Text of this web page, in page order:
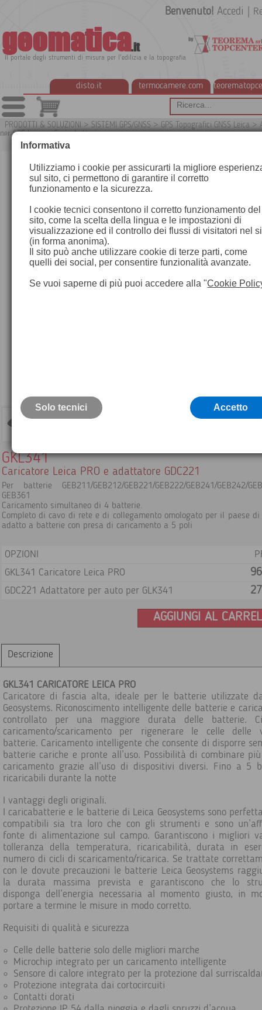
geomatica.it
Il portale degli strumenti di misura per l'edilizia e la topografia
disto.it termocamere.com
Benvenuto! Accedi
PRODOTTI & SOLUZIONI > SISTEMI GPS/GNSS > GPS Topografici GNSS Leica >
per GPS Leica>Caricabatterie
GKL341
Caricatore Leica PRO e adattatore GDC221
Per batterie GEB211/GEB212/GEB221/GEB222/GEB241/GEB242/
GEB361
Caricamento simultaneo di 4 batterie.
Completo di cavo di rete e di collegamento omologato per il paese
adatto a batterie con presa di caricamento a 5 poli
OPZIONI
GKL341 Caricatore Leica PRO
GDC221 Adattatore per auto per GLK341
AGGIUNGI AL
Descrizione
GKL341 CARICATORE LEICA PRO
Caricatore di fascia alta, ideale per le batterie utilizzate
Geosystems. Riconoscimento intelligente delle batterie e
controllato per una maggiore durata delle batterie.
caricamento/scaricamento per rigenerare le celle delle
batterie. Caricamento intelligente che consente di disporre
batterie cariche e pronte all’uso. Possibilità di combinare
caricamento grazie all’uso di dispositivi diversi. Fino a 5
ricaricabili durante la notte
I vantaggi degli originali.
I caricabatterie e le batterie di Leica Geosystems sono
compatibili sia tra loro che con gli strumenti e sono
fonte di alimentazione sul campo. Garantiscono i migliori
tolleranza della temperatura, ricaricabilità, durata in
numero di cicli di scaricamento/ricarica. Se trattate
con le dovute precauzioni le batterie Leica Geosystems
la durata massima prevista e garantiscono che lo
disponga dell’energia necessaria al momento giusto, in
portare a termine le misure in modo corretto.
Requisiti di qualità e sicurezza
Celle delle batterie solo delle migliori marche
Microchip integrato per un caricamento intelligente
Sensore di calore integrato per la protezione dal
Protezione integrata dai cortocircuiti
Contatti dorati
Informativa
Utilizziamo i cookie per assicurarti la migliore
sul sito, ci permettono di garantire il corretto
funzionamento e la sicurezza.
I cookie tecnici consentono il corretto funzionamento del
sito, come la scelta della lingua e le impostazioni di
visualizzazione ed il controllo dei flussi di visitatori nel
(in forma anonima).
Il sito può anche utilizzare cookie di terze parti, come
quelli dei social, per consentire funzionalità avanzate.
Se vuoi saperne di più puoi accedere alla "Cookie
Solo tecnici Accetto